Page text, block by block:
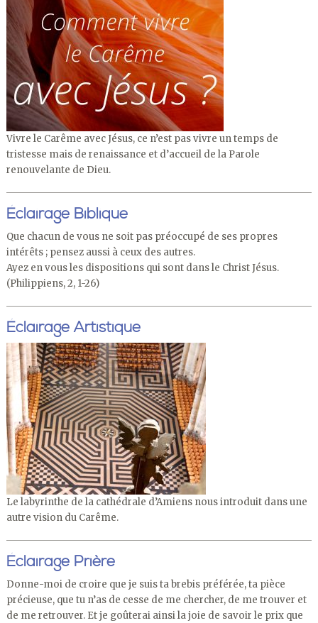
Vivre le Carême avec Jésus, ce n’est pas vivre un temps de
tristesse mais de renaissance et d’accueil de la Parole
renouvelante de Dieu.
Éclairage Biblique
Que chacun de vous ne soit pas préoccupé de ses propres
intérêts ; pensez aussi à ceux des autres.
Ayez en vous les dispositions qui sont dans le Christ Jésus.
(Philippiens, 2, 1-26)
Éclairage Artistique
Le labyrinthe de la cathédrale d’Amiens nous introduit dans une
autre vision du Carême.
Éclairage Prière
Donne-moi de croire que je suis ta brebis préférée, ta pièce
précieuse, que tu n’as de cesse de me chercher, de me trouver et
de me retrouver. Et je goûterai ainsi la joie de savoir le prix que